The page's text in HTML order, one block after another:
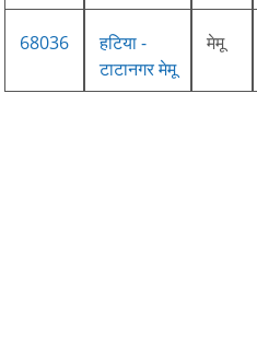
68036
हटिया -
टाटानगर मेमू
मेमू